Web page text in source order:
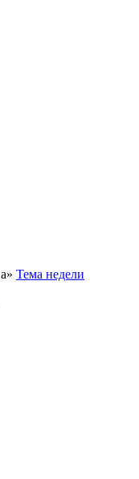
Тема недели